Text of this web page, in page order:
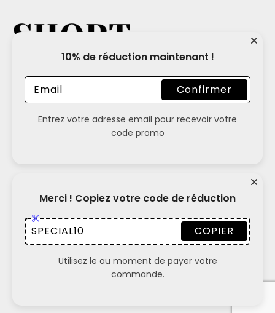
10% de réduction maintenant !
Confirmer
Entrez votre adresse email pour recevoir votre
code promo
Merci ! Copiez votre code de réduction
SPECIAL10 COPIER
Utilisez le au moment de payer votre
commande.